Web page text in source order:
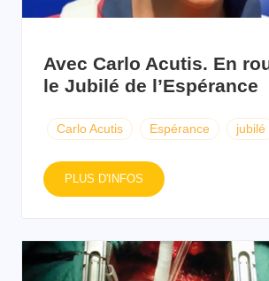
Avec Carlo Acutis. En
le Jubilé de l’Espérance
Carlo Acutis Espérance jubilé
PLUS D'INFOS